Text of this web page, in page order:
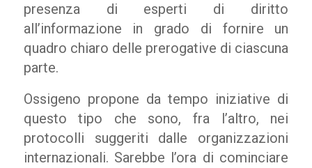
presenza di esperti di diritto
all’informazione in grado di fornire un
quadro chiaro delle prerogative di ciascuna
parte.
Ossigeno propone da tempo iniziative di
questo tipo che sono, fra l’altro, nei
protocolli suggeriti dalle organizzazioni
internazionali. Sarebbe l’ora di cominciare